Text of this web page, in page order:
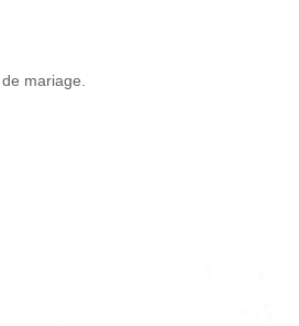
mariage.